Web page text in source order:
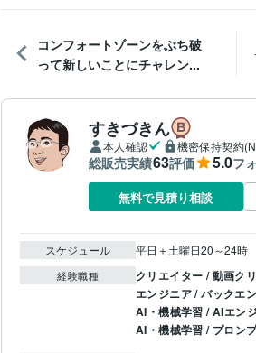
コンフォートゾーンをぶち破
って新しいことにチャレン...
すきづきん
本人確認 機密保持契約
総販売実績63評価 5.0フ
無料で見積り相談
スケジュール 平日＋土曜日20～24時
経験職種 クリエイター / 動画ク
エンジニア / バックエ
AI・機械学習 / AIエン
AI・機械学習 / プロン